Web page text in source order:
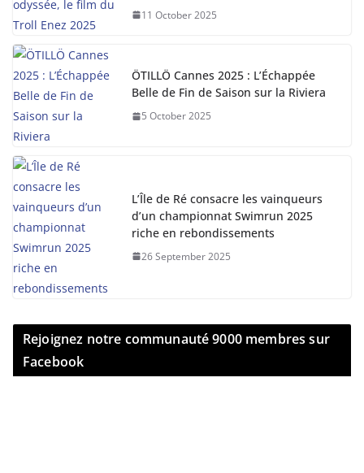
11 October 2025
ÖTILLÖ Cannes 2025 : L’Échappée
Belle de Fin de Saison sur la Riviera
5 October 2025
L’Île de Ré consacre les vainqueurs
d’un championnat Swimrun 2025
riche en rebondissements
26 September 2025
Rejoignez notre communauté 9000 membres sur
Facebook